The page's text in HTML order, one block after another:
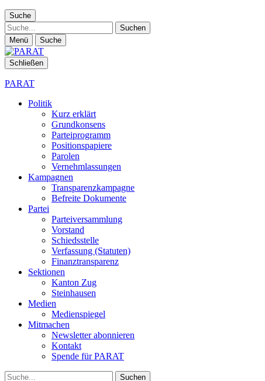
Suche
Suche
Menü Suche
Schließen
PARAT
Politik
Kurz erklärt
Grundkonsens
Parteiprogramm
Positionspapiere
Parolen
Vernehmlassungen
Kampagnen
Transparenzkampagne
Befreite Dokumente
Partei
Parteiversammlung
Vorstand
Schiedsstelle
Verfassung (Statuten)
Finanztransparenz
Sektionen
Kanton Zug
Steinhausen
Medien
Medienspiegel
Mitmachen
Newsletter abonnieren
Kontakt
Spende für PARAT
Suche